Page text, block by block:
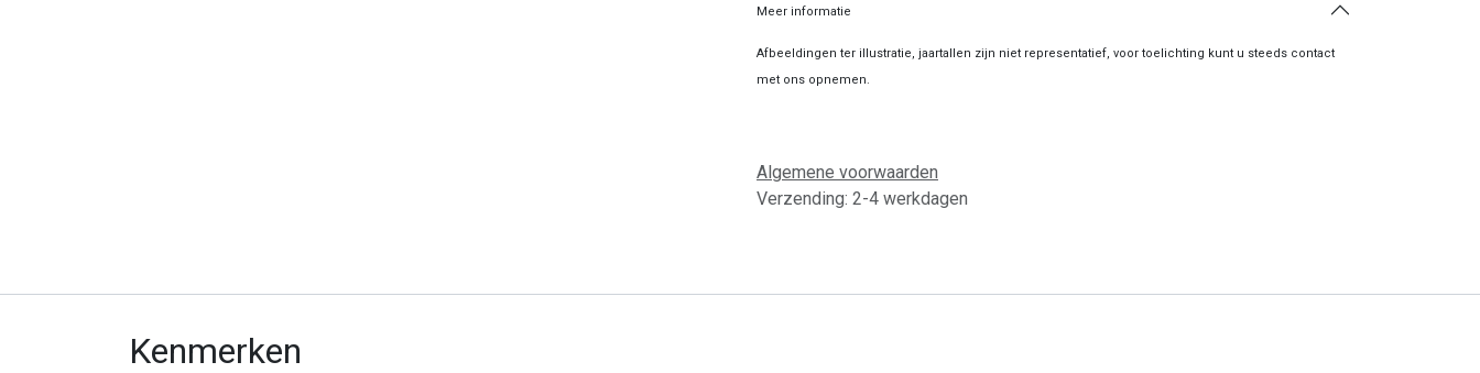
Meer informatie
Afbeeldingen ter illustratie, jaartallen zijn niet representatief, voor toelichting kunt u steeds contact
met ons opnemen.
Algemene voorwaarden
Verzending: 2-4 werkdagen
Kenmerken